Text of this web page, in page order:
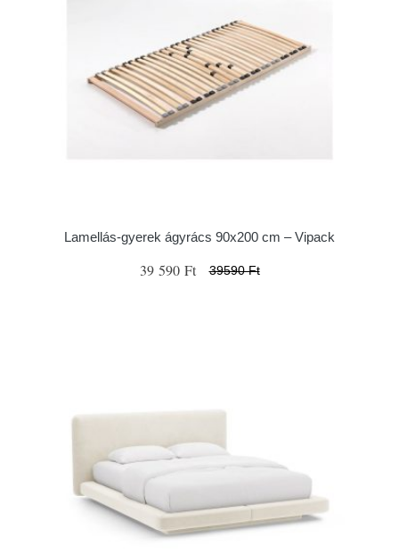
Lamellás-gyerek ágyrács 90x200 cm – Vipack
39 590 Ft 39590 Ft